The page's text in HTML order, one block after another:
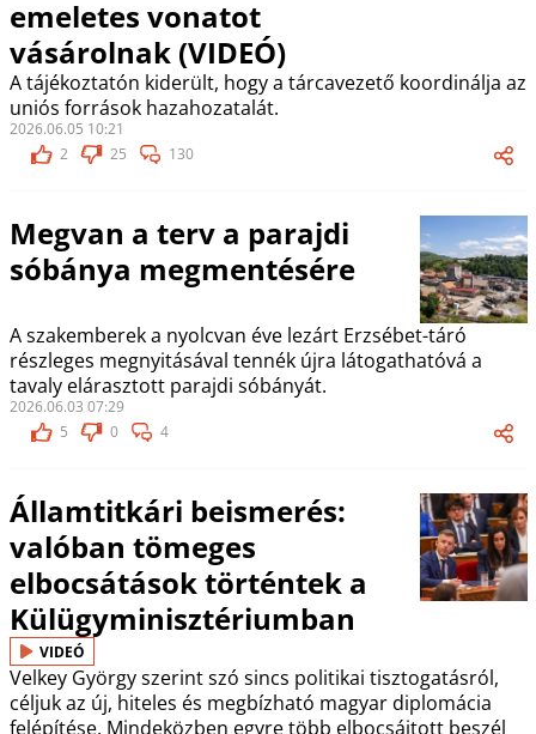
emeletes vonatot
vásárolnak (VIDEÓ)
A tájékoztatón kiderült, hogy a tárcavezető koordinálja az
uniós források hazahozatalát.
2026.06.05 10:21
2
25 130
Megvan a terv a parajdi
sóbánya megmentésére
A szakemberek a nyolcvan éve lezárt Erzsébet-táró
részleges megnyitásával tennék újra látogathatóvá a
tavaly elárasztott parajdi sóbányát.
2026.06.03 07:29
5
0 4
Államtitkári beismerés:
valóban tömeges
elbocsátások történtek a
Külügyminisztériumban
VIDEÓ
Velkey György szerint szó sincs politikai tisztogatásról,
céljuk az új, hiteles és megbízható magyar diplomácia
felépítése. Mindeközben egyre több elbocsájtott beszél